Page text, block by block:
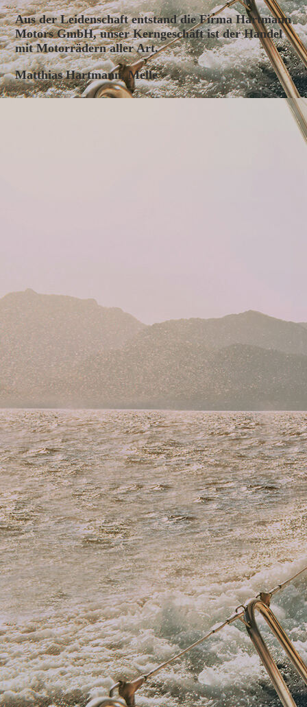
Aus der Leidenschaft entstand die Firma Hartmann
Motors GmbH, unser Kerngeschäft ist der Handel
mit Motorrädern aller Art.
Matthias Hartmann, Melle